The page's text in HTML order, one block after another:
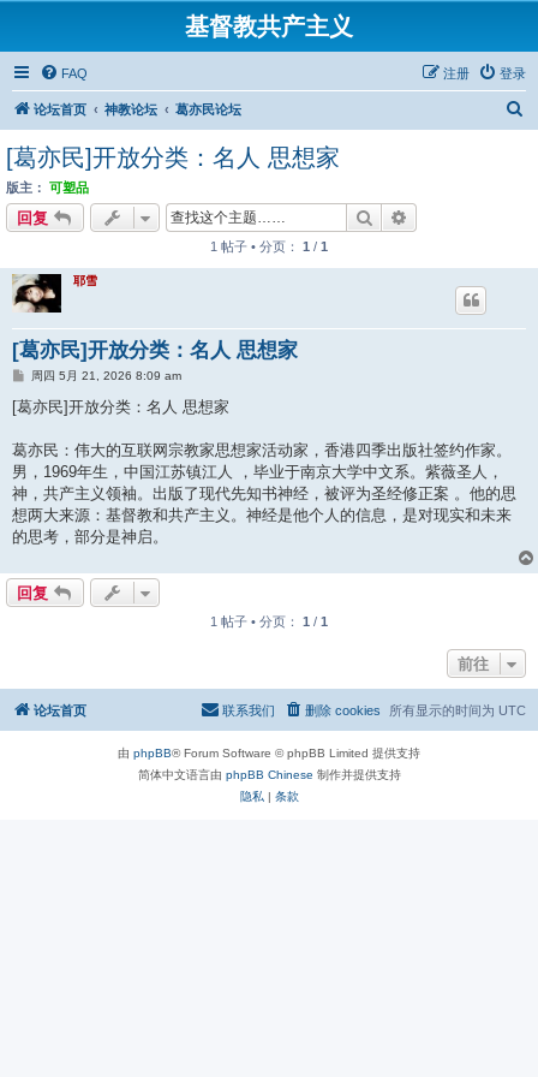
基督教共产主义
FAQ 登录
注册
论坛首页 神教论坛 葛亦民论坛
[葛亦民]开放分类：名人 思想家
版主： 可塑品
回复 搜索
1 帖子 • 分页： 1 / 1
耶雪
[葛亦民]开放分类：名人 思想家
帖周四 5月 21, 2026 8:09 am
[葛亦民]开放分类：名人 思想家
葛亦民：伟大的互联网宗教家思想家活动家，香港四季出版社签约作家。
男，1969年生，中国江苏镇江人 ，毕业于南京大学中文系。紫薇圣人，
神，共产主义领袖。出版了现代先知书神经，被评为圣经修正案 。他的思
想两大来源：基督教和共产主义。神经是他个人的信息，是对现实和未来
的思考，部分是神启。
回复
1 帖子 • 分页： 1 / 1
前往
论坛首页 所有显示的时间为 UTC
删除 cookies
联系我们
由 phpBB® Forum Software © phpBB Limited 提供支持
简体中文语言由 phpBB Chinese 制作并提供支持
隐私 | 条款